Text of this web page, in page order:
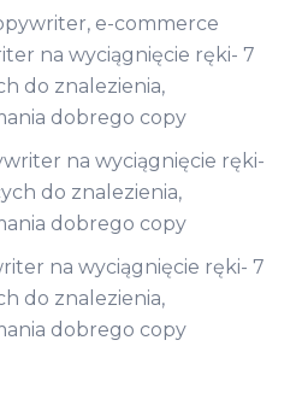
e-commerce
na wyciągnięcie ręki- 7
do znalezienia,
dobrego copy
na wyciągnięcie ręki-
do znalezienia,
dobrego copy
na wyciągnięcie ręki- 7
do znalezienia,
dobrego copy